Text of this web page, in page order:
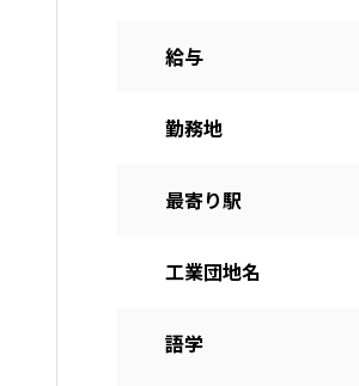
給与
勤務地
最寄り駅
工業団地名
語学